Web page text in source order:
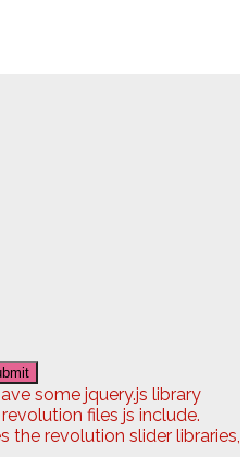
some jquery.js library
files js include.
the revolution slider libraries,